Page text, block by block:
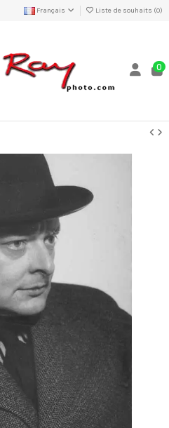
Français Liste de souhaits (0)
0